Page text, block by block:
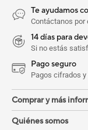
Te ayudamos
Contáctanos por
14 días para
Si no estás
Pago seguro
Pagos cifrados y
Comprar y más
Quiénes somos